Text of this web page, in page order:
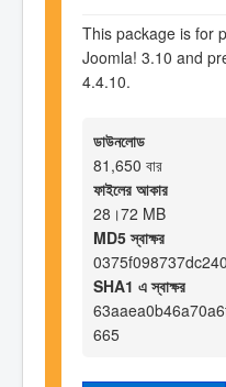
This package is for
Joomla! 3.10 and
4.4.10.
ডাউনলোড
81,650 বার
ফাইলের আকার
28।72 MB
MD5 স্বাক্ষর
SHA1 এ স্বাক্ষর
665